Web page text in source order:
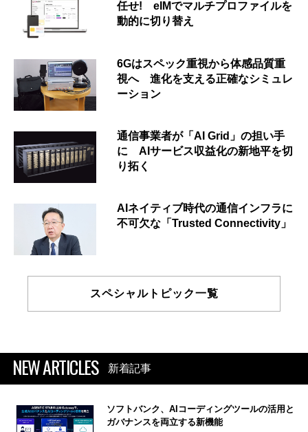
任せ! eIMでマルチプロファイルを
動的に切り替え
6Gはスペック重視から体感品質重
視へ 進化を支える正確なシミュレ
ーション
通信事業者が「AI Grid」の担い手
に AIサービス収益化の新地平を切
り拓く
AIネイティブ時代の通信インフラに
不可欠な「Trusted Connectivity」
スペシャルトピック一覧
NEW ARTICLES 新着記事
ソフトバンク、AIコーディングツールの活用と
ガバナンスを両立する新機能